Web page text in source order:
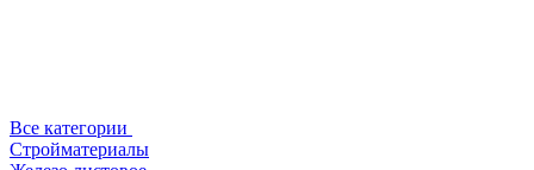
Все категории
Стройматериалы